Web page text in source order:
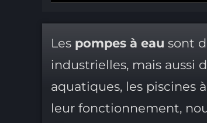
Lespompes à eau sont
industrielles, mais aussi
aquatiques, les piscines
leur fonctionnement,